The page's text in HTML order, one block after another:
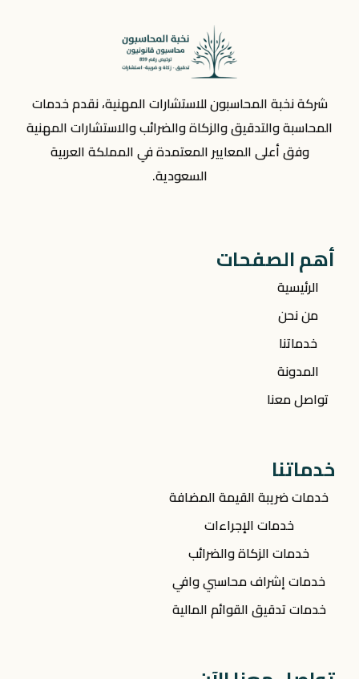
شركة نخبة المحاسبون للاستشارات المهنية، نقدم خدمات
المحاسبة والتدقيق والزكاة والضرائب والاستشارات المهنية
وفق أعلى المعايير المعتمدة في المملكة العربية
السعودية.
أهم الصفحات
الرئيسية
من نحن
خدماتنا
المدونة
تواصل معنا
خدماتنا
خدمات ضريبة القيمة المضافة
خدمات الإجراءات
خدمات الزكاة والضرائب
خدمات إشراف محاسبي وافي
خدمات تدقيق القوائم المالية